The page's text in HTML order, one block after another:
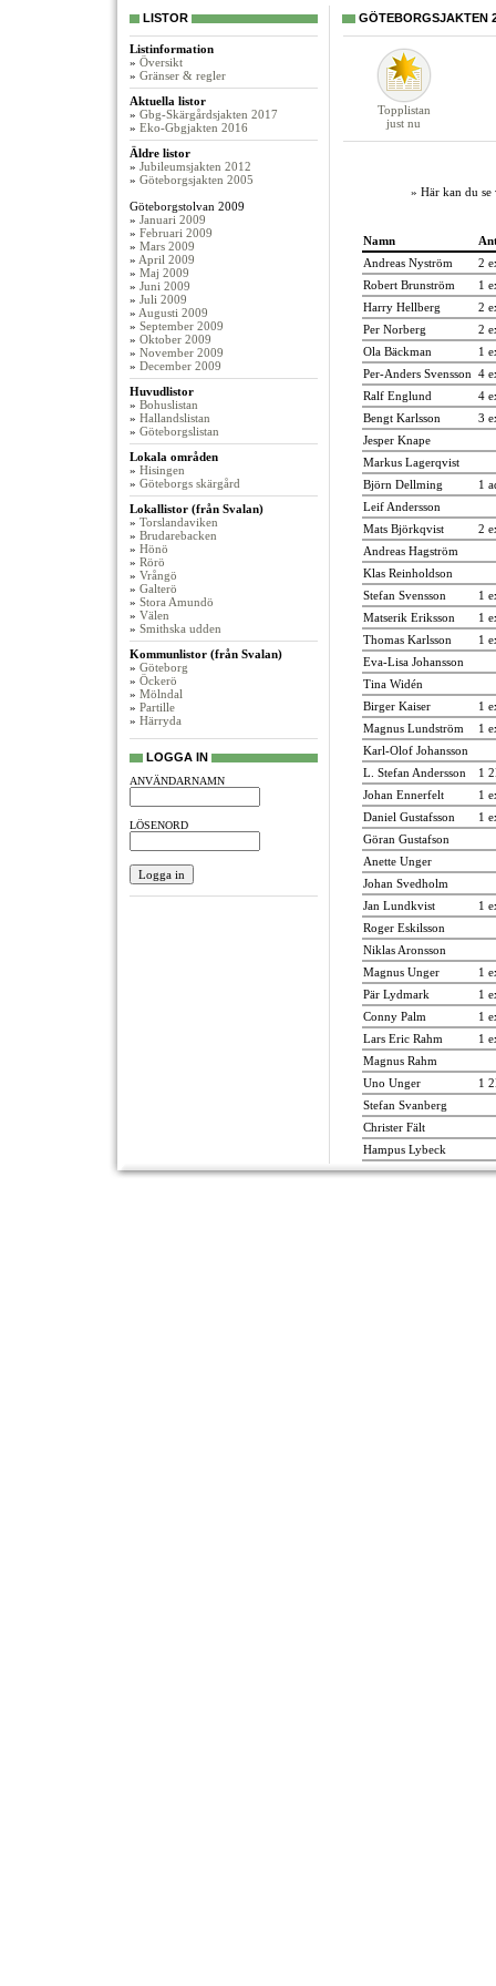
LISTOR
Listinformation
» Översikt
» Gränser & regler
Aktuella listor
» Gbg-Skärgårdsjakten 2017
» Eko-Gbgjakten 2016
Äldre listor
» Jubileumsjakten 2012
» Göteborgsjakten 2005
Göteborgstolvan 2009
» Januari 2009
» Februari 2009
» Mars 2009
» April 2009
» Maj 2009
» Juni 2009
» Juli 2009
» Augusti 2009
» September 2009
» Oktober 2009
» November 2009
» December 2009
Huvudlistor
» Bohuslistan
» Hallandslistan
» Göteborgslistan
Lokala områden
» Hisingen
» Göteborgs skärgård
Lokallistor (från Svalan)
» Torslandaviken
» Brudarebacken
» Hönö
» Rörö
» Vrångö
» Galterö
» Stora Amundö
» Välen
» Smithska udden
Kommunlistor (från Svalan)
» Göteborg
» Öckerö
» Mölndal
» Partille
» Härryda
LOGGA IN
ANVÄNDARNAMN
LÖSENORD
GÖTEBORGSJAKTEN
Topplistan
just nu
» Här kan du se
Namn
Andreas Nyström
2
Robert Brunström
1
Harry Hellberg
2
Per Norberg
2
Ola Bäckman
1
Per-Anders Svensson 4
Ralf Englund
4
Bengt Karlsson
3
Jesper Knape
Markus Lagerqvist
Björn Dellming
1
Leif Andersson
Mats Björkqvist
2
Andreas Hagström
Klas Reinholdson
Stefan Svensson
1
Matserik Eriksson
1
Thomas Karlsson
1
Eva-Lisa Johansson
Tina Widén
Birger Kaiser
1
Magnus Lundström
1
Karl-Olof Johansson
L. Stefan Andersson
1
Johan Ennerfelt
1
Daniel Gustafsson
1
Göran Gustafson
Anette Unger
Johan Svedholm
Jan Lundkvist
1
Roger Eskilsson
Niklas Aronsson
Magnus Unger
1
Pär Lydmark
1
Conny Palm
1
Lars Eric Rahm
1
Magnus Rahm
Uno Unger
1
Stefan Svanberg
Christer Fält
Hampus Lybeck